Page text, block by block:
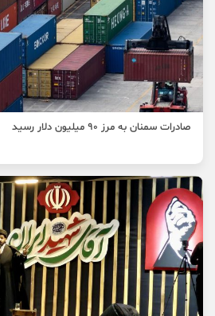
صادرات سمنان به مرز ۹۰ میلیون دلار رسید